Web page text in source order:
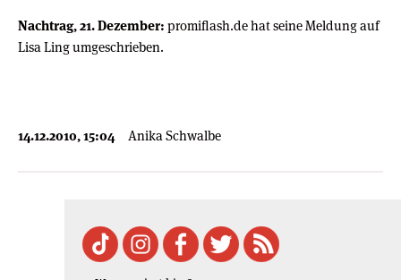
Nachtrag, 21. Dezember: promiflash.de hat seine Meldung auf
Lisa Ling umgeschrieben.
14.12.2010, 15:04 Anika Schwalbe